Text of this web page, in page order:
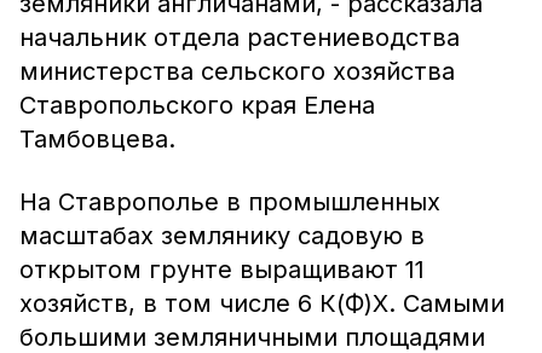
начальник отдела растениеводства
министерства сельского хозяйства
Ставропольского края Елена
Тамбовцева.
На Ставрополье в промышленных
масштабах землянику садовую в
открытом грунте выращивают 11
хозяйств, в том числе 6 К(Ф)Х. Самыми
большими земляничными площадями